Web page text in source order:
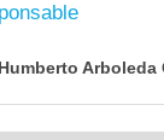
Humberto Arboleda